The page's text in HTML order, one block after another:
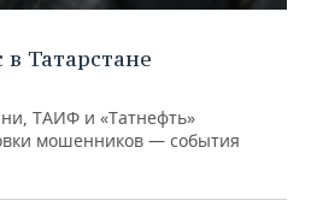
Татарстане
ТАИФ и «Татнефть»
мошенников — события